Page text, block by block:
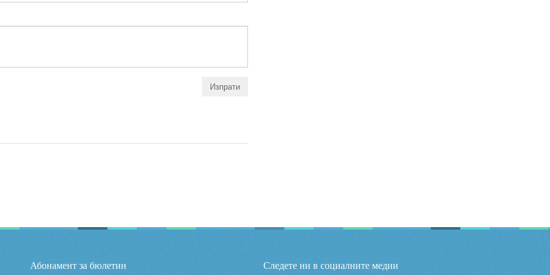
Абонамент за бюлетин Следете ни в социалните медии